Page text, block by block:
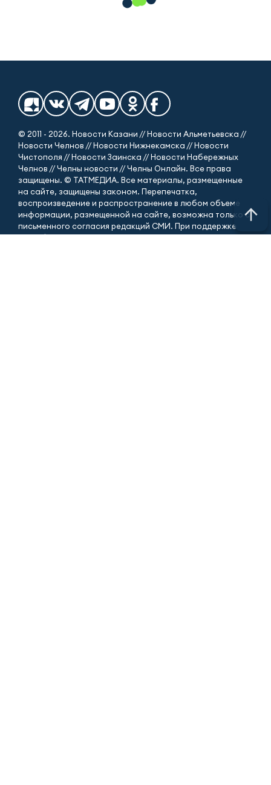
© 2011 - 2026. Новости Казани // Новости Альметьевска //
Новости Челнов // Новости Нижнекамска // Новости
Чистополя // Новости Заинска // Новости Набережных
Челнов // Челны новости // Челны Онлайн. Все права
защищены. © ТАТМЕДИА. Все материалы, размещенные
на сайте, защищены законом. Перепечатка,
воспроизведение и распространение в любом объеме
информации, размещенной на сайте, возможна только с
письменного согласия редакций СМИ. При поддержке
Республиканского агентства по печати и массовым